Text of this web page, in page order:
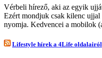
Vérbeli hírező, aki az egyik
Ezért mondjuk csak kilenc ujjal
nyomja. Kedvencei a mobilok
Lifestyle hírek a 4Life oldalairól